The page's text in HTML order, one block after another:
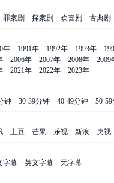
罪案剧 探案剧 欢喜剧 古典剧
年 1991年 1992年 1993年
2006年 2007年 2008年 2009
2021年 2022年 2023年
钟 30-39分钟 40-49分钟 50-
土豆 芒果 乐视 新浪 央视
字幕 英文字幕 无字幕